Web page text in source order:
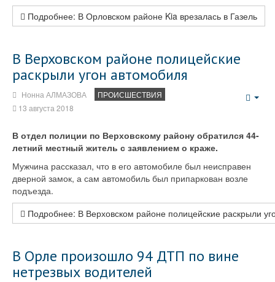
Подробнее: В Орловском районе Kia врезалась в Газель
В Верховском районе полицейские
раскрыли угон автомобиля
Нонна АЛМАЗОВА
ПРОИСШЕСТВИЯ
13 августа 2018
В отдел полиции по Верховскому району обратился 44-
летний местный житель с заявлением о краже.
Мужчина рассказал, что в его автомобиле был неисправен
дверной замок, а сам автомобиль был припаркован возле
подъезда.
Подробнее: В Верховском районе полицейские раскрыли
В Орле произошло 94 ДТП по вине
нетрезвых водителей